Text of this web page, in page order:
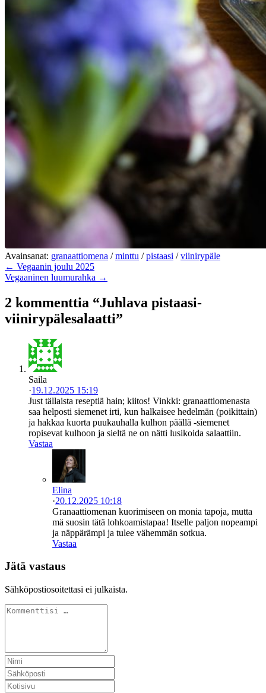
Avainsanat: granaattiomena /minttu /pistaasi /viinirypäle
← Vegaanin joulu 2025
Vegaaninen luumurahka →
2 kommenttia “Juhlava pistaasi-
viinirypälesalaatti”
Saila
·19.12.2025 15:19
Just tällaista reseptiä hain; kiitos! Vinkki: granaattiomenasta
saa helposti siemenet irti, kun halkaisee hedelmän (poikittain)
ja hakkaa kuorta puukauhalla kulhon päällä -siemenet
ropisevat kulhoon ja sieltä ne on nätti lusikoida salaattiin.
Vastaa
Elina
·20.12.2025 10:18
Granaattiomenan kuorimiseen on monia tapoja, mutta
mä suosin tätä lohkoamistapaa! Itselle paljon nopeampi
ja näppärämpi ja tulee vähemmän sotkua.
Vastaa
Jätä vastaus
Sähköpostiosoitettasi ei julkaista.